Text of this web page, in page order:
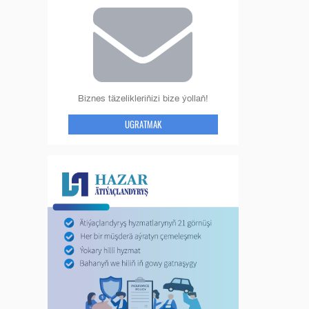
Biznes täzelikleriňizi bize ýollaň!
UGRATMAK